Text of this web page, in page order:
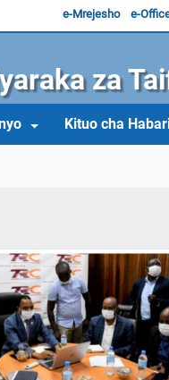
e-
e-Mrejesho
za
Kituo cha